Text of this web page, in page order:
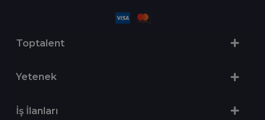
Toptalent
Yetenek
İş İlanları